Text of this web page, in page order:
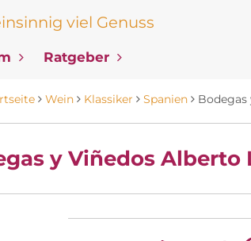
viel Genuss
Ratgeber
Wein Klassiker Spanien Bodegas
y Viñedos Alberto